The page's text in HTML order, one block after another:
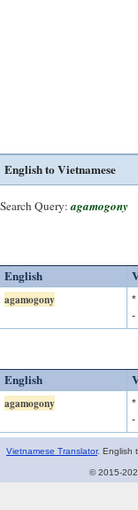
English to Vietnamese
Search Query: agamogony
English
agamogony
*
-
English
agamogony
*
-
Vietnamese Translator. English
© 2015-